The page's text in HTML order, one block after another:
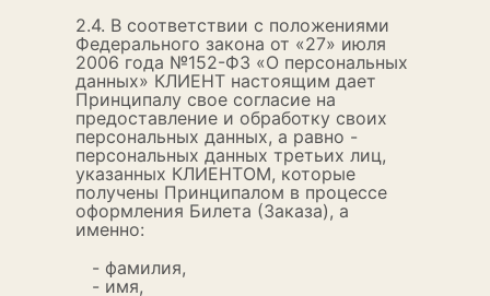
2.4. В соответствии с положениями
Федерального закона от «27» июля
2006 года №152-ФЗ «О персональных
данных» КЛИЕНТ настоящим дает
Принципалу свое согласие на
предоставление и обработку своих
персональных данных, а равно -
персональных данных третьих лиц,
указанных КЛИЕНТОМ, которые
получены Принципалом в процессе
оформления Билета (Заказа), а
именно:
- фамилия,
- имя,